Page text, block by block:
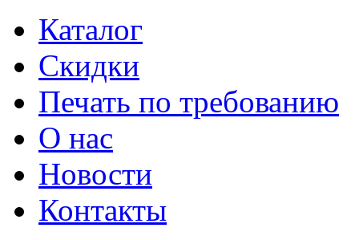
Каталог
Cкидки
Печать по требованию
О нас
Новости
Контакты